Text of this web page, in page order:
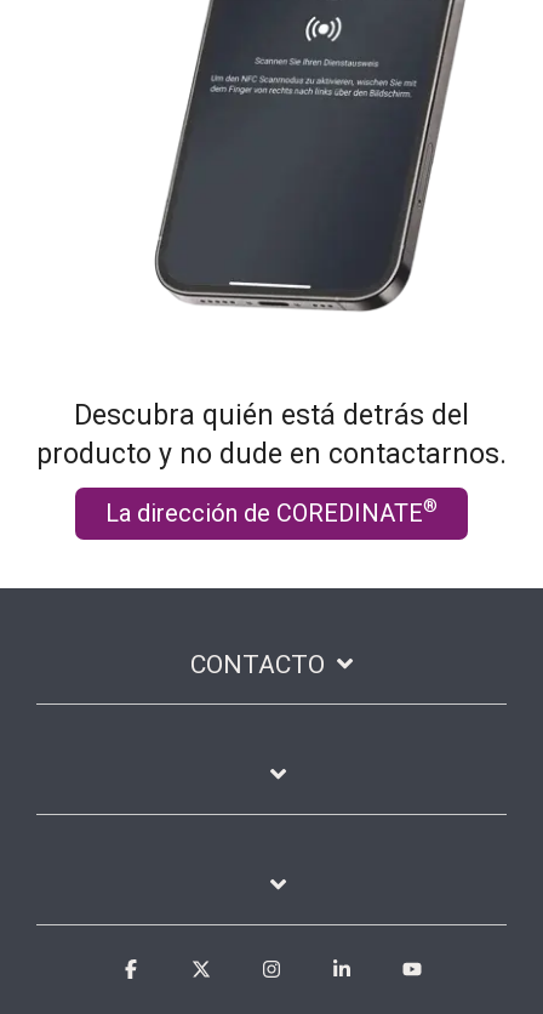
Descubra quién está detrás del
producto y no dude en contactarnos.
La dirección de COREDINATE®
CONTACTO
Facebook InstagramLinkedin